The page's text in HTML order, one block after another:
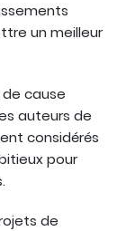
un meilleur
cause
auteurs de
considérés
pour
de